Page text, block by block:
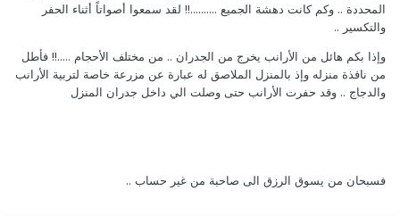
المحددة .. ‏وكم كانت دهشة الجميع ..........!! ‏لقد سمعوا أصواتاً أثناء الحفر
والتكسير‎ ..
‏وإذا بكم هائل من الأرانب يخرج من الجدران .. ‏من مختلف الأحجام .....!! ‏فأطل
من نافذة منزله وإذ بالمنزل الملاصق له عبارة عن مزرعة خاصة لتربية الأرانب
والدجاج .. ‏وقد حفرت الأرانب حتى وصلت الي داخل جدران المنزل
فسبحان من يسوق الرزق الى صاحبة من غير حساب‎ ..